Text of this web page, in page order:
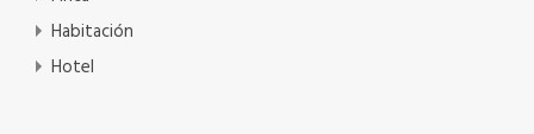
Habitación
Hotel